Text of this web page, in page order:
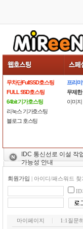
무차단FullSSD호스팅
FULL SSD호스팅
64bit 기가호스팅
리눅스 기가호스팅
블로그 호스팅
프리미
무제한
이미
IDC 통신선로 이설 작
가능성 안내
회원가입 | 아이디/패스워드 찾
ID
마이페이지
1:1질문